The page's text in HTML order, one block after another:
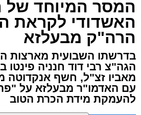
המסר המיוחד של
האשדודי לקראת
הרה"ק מבעלזא
בדרשתו השבועית מארצות
הגה"צ רבי דוד חנניה פינטו
מאביו זצ"ל, חשף אנקדוטה
עם האדמו"ר מבעלזא על
להעמקת מידת הכרת הטוב